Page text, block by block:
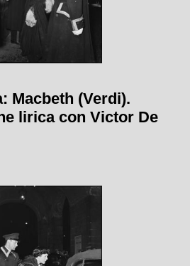
Macbeth (Verdi).
lirica con Victor De